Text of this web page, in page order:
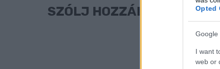
Opted
Google
I want
web or
SZÓLJ HOZZÁ!